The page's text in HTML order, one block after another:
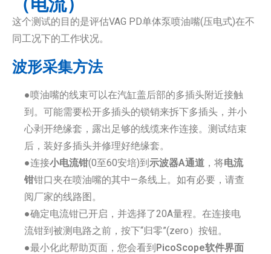
这个测试的目的是评估VAG PD单体泵喷油嘴(压电式)在不
同工况下的工作状况。
波形采集方法
●喷油嘴的线束可以在汽缸盖后部的多插头附近接触
到。可能需要松开多插头的锁销来拆下多插头，并小
心剥开绝缘套，露出足够的线缆来作连接。测试结束
后，装好多插头并修理好绝缘套。
●连接小电流钳(0至60安培)到示波器A通道 ，将电流
钳钳口夹在喷油嘴的其中—条线上。如有必要，请查
阅厂家的线路图。
●确定电流钳已开启，并选择了20A量程。在连接电
流钳到被测电路之前，按下“归零”(zero）按钮。
●最小化此帮助页面，您会看到PicoScope软件界面